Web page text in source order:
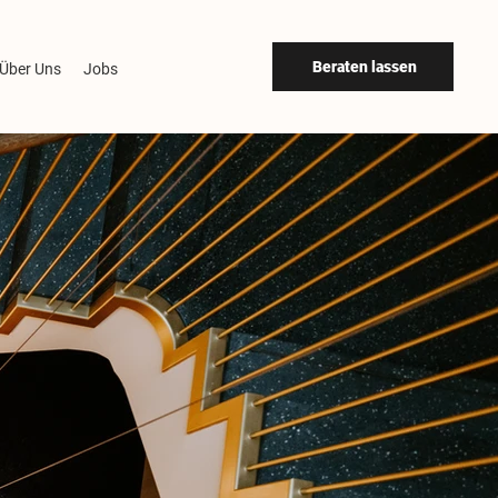
Über Uns Jobs Beraten lassen